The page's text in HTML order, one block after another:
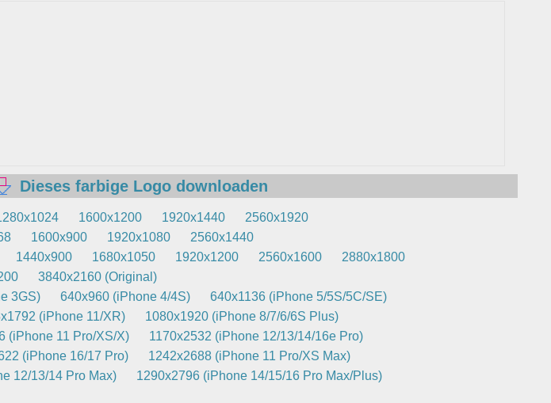
Dieses farbige Logo downloaden
1600x1200 1920x1440
2560x1920
1600x900 1920x1080
2560x1440
1440x900 1680x1050 1920x1200 2560x1600
2880x1800
3840x2160 (Original)
3GS) 640x960 (iPhone 4/4S)
640x1136 (iPhone 5/5S/5C/SE)
(iPhone 11/XR)
1080x1920 (iPhone 8/7/6/6S Plus)
(iPhone 11 Pro/XS/X)
1170x2532 (iPhone 12/13/14/16e Pro)
(iPhone 16/17 Pro)
1242x2688 (iPhone 11 Pro/XS Max)
12/13/14 Pro Max)
1290x2796 (iPhone 14/15/16 Pro Max/Plus)